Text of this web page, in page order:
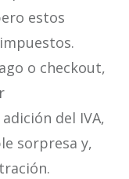
estos
o checkout,
del IVA,
sorpresa y,